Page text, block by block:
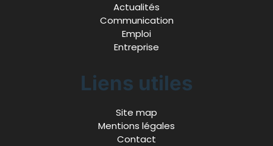
Actualités
Communication
Emploi
Entreprise
Liens utiles
Site map
Mentions légales
Contact